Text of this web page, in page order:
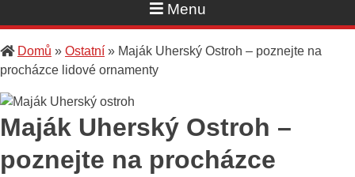
Menu
Domů » Ostatní » Maják Uherský Ostroh – poznejte na
procházce lidové ornamenty
Maják Uherský Ostroh –
poznejte na procházce